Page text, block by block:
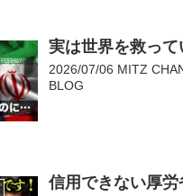
実は世界を救っ
2026/07/06 MITZ
BLOG
信用できない厚労